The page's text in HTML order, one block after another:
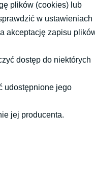
plików (cookies) lub
w ustawieniach
akceptację zapisu
dostęp do niektórych
udostępnione jego
jej producenta.